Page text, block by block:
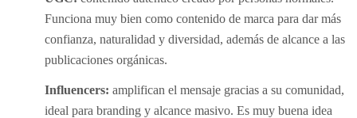
Funciona muy bien como contenido de marca para dar más
confianza, naturalidad y diversidad, además de alcance a las
publicaciones orgánicas.
Influencers: amplifican el mensaje gracias a su comunidad,
ideal para branding y alcance masivo. Es muy buena idea